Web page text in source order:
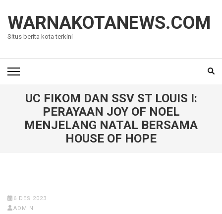
konten
(Tekan
WARNAKOTANEWS.COM
Situs berita kota terkini
UC FIKOM DAN SSV ST LOUIS I:
PERAYAAN JOY OF NOEL
MENJELANG NATAL BERSAMA
HOUSE OF HOPE
6 DES 2023
ADMIN